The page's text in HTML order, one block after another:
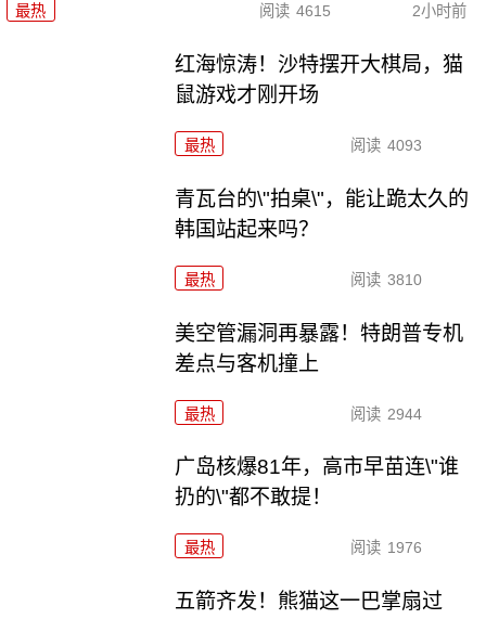
最热 阅读 4615 2小时前
红海惊涛！沙特摆开大棋局，猫
鼠游戏才刚开场
最热 阅读 4093
青瓦台的\"拍桌\"，能让跪太久的
韩国站起来吗？
最热 阅读 3810
美空管漏洞再暴露！特朗普专机
差点与客机撞上
最热 阅读 2944
广岛核爆81年，高市早苗连\"谁
扔的\"都不敢提！
最热 阅读 1976
五箭齐发！熊猫这一巴掌扇过